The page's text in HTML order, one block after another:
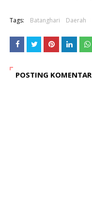
Tags: Batanghari Daerah
POSTING KOMENTAR